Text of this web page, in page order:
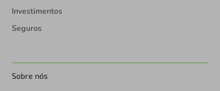
Investimentos
Seguros
Sobre nós